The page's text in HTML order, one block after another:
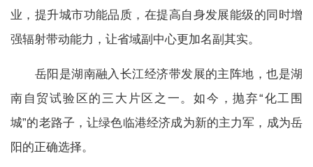
业，提升城市功能品质，在提高自身发展能级的同时增
强辐射带动能力，让省域副中心更加名副其实。
岳阳是湖南融入长江经济带发展的主阵地，也是湖
南自贸试验区的三大片区之一。如今，抛弃“化工围
城”的老路子，让绿色临港经济成为新的主力军，成为岳
阳的正确选择。